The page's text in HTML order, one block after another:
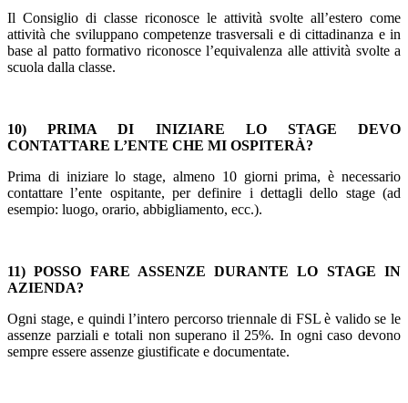
Il Consiglio di classe riconosce le attività svolte all’estero come
attività che sviluppano competenze trasversali e di cittadinanza e in
base al patto formativo riconosce l’equivalenza alle attività svolte a
scuola dalla classe.
10) PRIMA DI INIZIARE LO STAGE DEVO
CONTATTARE L’ENTE CHE MI OSPITERÀ?
Prima di iniziare lo stage, almeno 10 giorni prima, è necessario
contattare l’ente ospitante, per definire i dettagli dello stage (ad
esempio: luogo, orario, abbigliamento, ecc.).
11) POSSO FARE ASSENZE DURANTE LO STAGE IN
AZIENDA?
Ogni stage, e quindi l’intero percorso triennale di FSL è valido se le
assenze parziali e totali non superano il 25%. In ogni caso devono
sempre essere assenze giustificate e documentate.